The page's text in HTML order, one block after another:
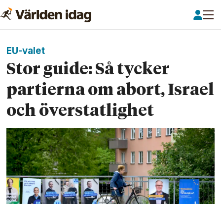
EU-valet
Stor guide: Så tycker
partierna om abort, Israel
och över­­statlighet